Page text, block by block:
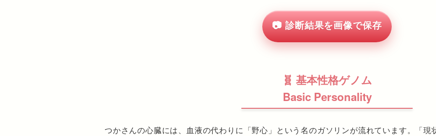
📷 診断結果を画像で保存
🧬 基本性格ゲノム
Basic Personality
つかさんの心臓には、血液の代わりに「野心」という名のガソリンが流れています。「